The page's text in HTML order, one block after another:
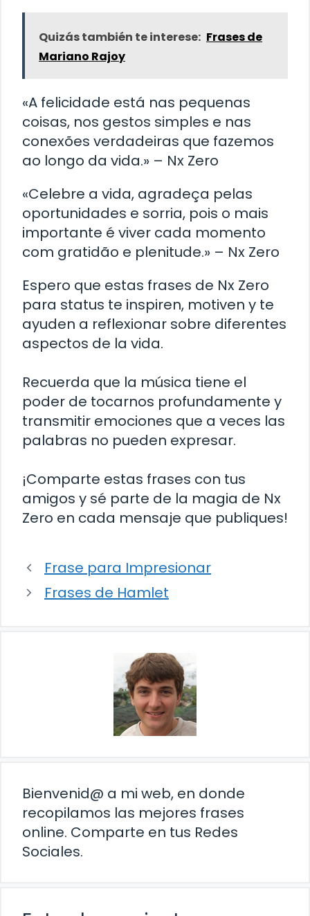
Quizás también te interese: Frases de
Mariano Rajoy
«A felicidade está nas pequenas
coisas, nos gestos simples e nas
conexões verdadeiras que fazemos
ao longo da vida.» – Nx Zero
«Celebre a vida, agradeça pelas
oportunidades e sorria, pois o mais
importante é viver cada momento
com gratidão e plenitude.» – Nx Zero
Espero que estas frases de Nx Zero
para status te inspiren, motiven y te
ayuden a reflexionar sobre diferentes
aspectos de la vida.
Recuerda que la música tiene el
poder de tocarnos profundamente y
transmitir emociones que a veces las
palabras no pueden expresar.
¡Comparte estas frases con tus
amigos y sé parte de la magia de Nx
Zero en cada mensaje que publiques!
Frase para Impresionar
Frases de Hamlet
Bienvenid@ a mi web, en donde
recopilamos las mejores frases
online. Comparte en tus Redes
Sociales.